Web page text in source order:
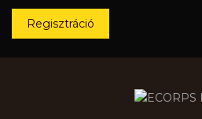
Regisztráció